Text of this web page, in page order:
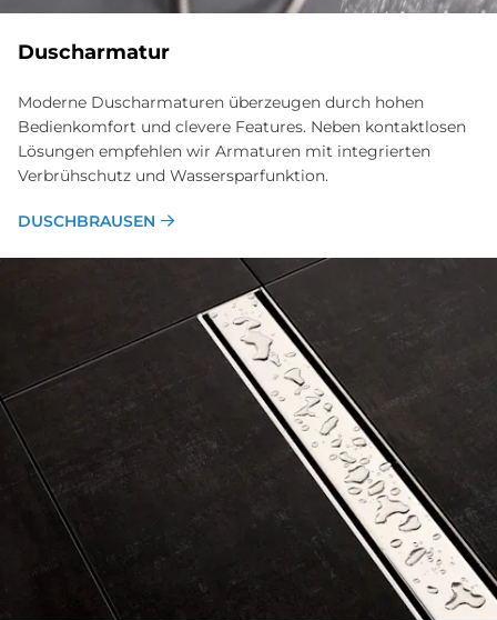
Dusch­ar­ma­tur
Moderne Dusch­armaturen überzeugen durch hohen
Bedien­komfort und clevere Features. Neben kontakt­losen
Lösungen empfehlen wir Armaturen mit integrierten
Verbrüh­schutz und Wassersparfunktion.
DUSCHBRAUSEN